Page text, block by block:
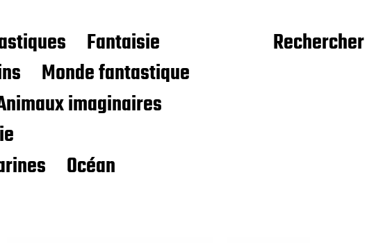
Fantaisie
Monde fantastique
imaginaires
Océan
Rechercher